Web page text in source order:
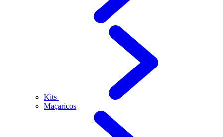
Kits
Maçaricos